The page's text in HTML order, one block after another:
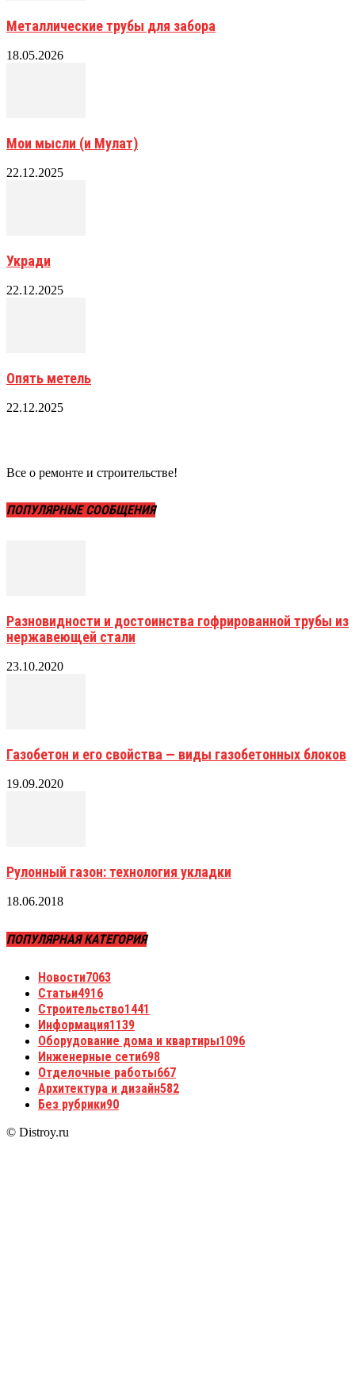
Металлические трубы для забора
18.05.2026
Мои мысли (и Мулат)
22.12.2025
Укради
22.12.2025
Опять метель
22.12.2025
Все о ремонте и строительстве!
ПОПУЛЯРНЫЕ СООБЩЕНИЯ
Разновидности и достоинства гофрированной трубы из
нержавеющей стали
23.10.2020
Газобетон и его свойства — виды газобетонных блоков
19.09.2020
Рулонный газон: технология укладки
18.06.2018
ПОПУЛЯРНАЯ КАТЕГОРИЯ
Новости7063
Статьи4916
Строительство1441
Информация1139
Оборудование дома и квартиры1096
Инженерные сети698
Отделочные работы667
Архитектура и дизайн582
Без рубрики90
© Distroy.ru